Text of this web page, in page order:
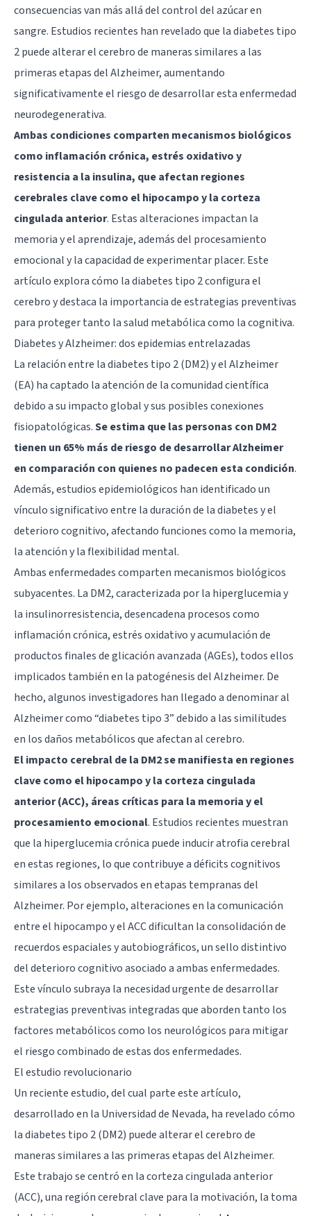
consecuencias van más allá del control del azúcar en
sangre. Estudios recientes han revelado que la diabetes tipo
2 puede alterar el cerebro de maneras similares a las
primeras etapas del Alzheimer, aumentando
significativamente el riesgo de desarrollar esta enfermedad
neurodegenerativa.
Ambas condiciones comparten mecanismos biológicos
como inflamación crónica, estrés oxidativo y
resistencia a la insulina, que afectan regiones
cerebrales clave como el hipocampo y la corteza
cingulada anterior. Estas alteraciones impactan la
memoria y el aprendizaje, además del procesamiento
emocional y la capacidad de experimentar placer. Este
artículo explora cómo la diabetes tipo 2 configura el
cerebro y destaca la importancia de estrategias preventivas
para proteger tanto la salud metabólica como la cognitiva.
Diabetes y Alzheimer: dos epidemias entrelazadas
La relación entre la diabetes tipo 2 (DM2) y el Alzheimer
(EA) ha captado la atención de la comunidad científica
debido a su impacto global y sus posibles conexiones
fisiopatológicas.Se estima que las personas con DM2
tienen un 65% más de riesgo de desarrollar Alzheimer
en comparación con quienes no padecen esta condición.
Además, estudios epidemiológicos han identificado un
vínculo significativo entre la duración de la diabetes y el
deterioro cognitivo, afectando funciones como la memoria,
la atención y la flexibilidad mental.
Ambas enfermedades comparten mecanismos biológicos
subyacentes. La DM2, caracterizada por la hiperglucemia y
la insulinorresistencia, desencadena procesos como
inflamación crónica, estrés oxidativo y acumulación de
productos finales de glicación avanzada (AGEs), todos ellos
implicados también en la patogénesis del Alzheimer. De
hecho, algunos investigadores han llegado a denominar al
Alzheimer como “diabetes tipo 3” debido a las similitudes
en los daños metabólicos que afectan al cerebro.
El impacto cerebral de la DM2 se manifiesta en regiones
clave como el hipocampo y la corteza cingulada
anterior (ACC), áreas críticas para la memoria y el
procesamiento emocional. Estudios recientes muestran
que la hiperglucemia crónica puede inducir atrofia cerebral
en estas regiones, lo que contribuye a déficits cognitivos
similares a los observados en etapas tempranas del
Alzheimer. Por ejemplo, alteraciones en la comunicación
entre el hipocampo y el ACC dificultan la consolidación de
recuerdos espaciales y autobiográficos, un sello distintivo
del deterioro cognitivo asociado a ambas enfermedades.
Este vínculo subraya la necesidad urgente de desarrollar
estrategias preventivas integradas que aborden tanto los
factores metabólicos como los neurológicos para mitigar
el riesgo combinado de estas dos enfermedades.
El estudio revolucionario
Un reciente estudio, del cual parte este artículo,
desarrollado en la Universidad de Nevada, ha revelado cómo
la diabetes tipo 2 (DM2) puede alterar el cerebro de
maneras similares a las primeras etapas del Alzheimer.
Este trabajo se centró en la corteza cingulada anterior
(ACC), una región cerebral clave para la motivación, la toma